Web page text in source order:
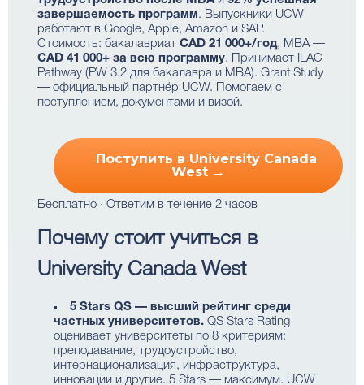
завершаемость программ. Выпускники UCW
работают в Google, Apple, Amazon и SAP.
Стоимость: бакалавриат CAD 21 000+/год, MBA —
CAD 41 000+ за всю программу. Принимает ILAC
Pathway (PW 3.2 для бакалавра и MBA). Grant Study
— официальный партнёр UCW. Помогаем с
поступлением, документами и визой.
Поступить в University Canada
West →
Бесплатно · Ответим в течение 2 часов
Почему стоит учиться в
University Canada West
5 Stars QS — высший рейтинг среди
частных университетов. QS Stars Rating
оценивает университеты по 8 критериям:
преподавание, трудоустройство,
интернационализация, инфраструктура,
инновации и другие. 5 Stars — максимум. UCW